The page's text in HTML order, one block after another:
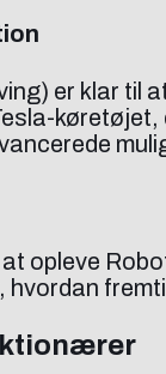
er klar
opleve
hvordan